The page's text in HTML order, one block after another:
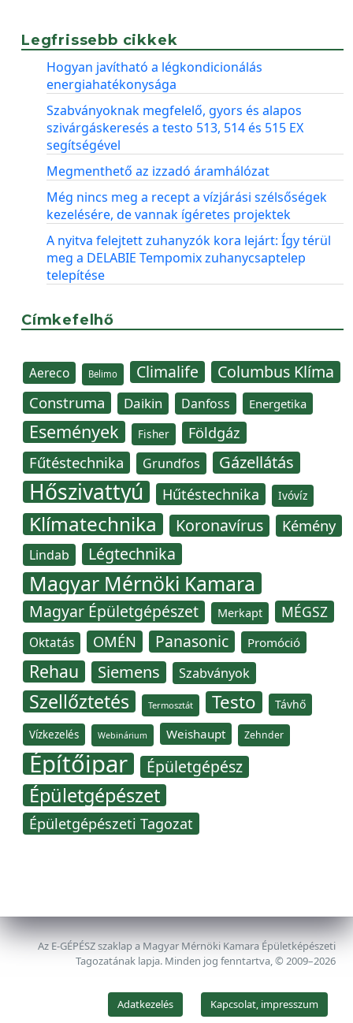
Legfrissebb cikkek
Hogyan javítható a légkondicionálás
energiahatékonysága
Szabványoknak megfelelő, gyors és alapos
szivárgáskeresés a testo 513, 514 és 515 EX
segítségével
Megmenthető az izzadó áramhálózat
Még nincs meg a recept a vízjárási szélsőségek
kezelésére, de vannak ígéretes projektek
A nyitva felejtett zuhanyzók kora lejárt: Így térül
meg a DELABIE Tempomix zuhanycsaptelep
telepítése
Címkefelhő
Aereco Belimo Climalife Columbus Klíma
Construma Daikin Danfoss Energetika
Események Fisher Földgáz
Fűtéstechnika Grundfos Gázellátás
Hőszivattyú Hűtéstechnika Ivóvíz
Klímatechnika Koronavírus Kémény
Lindab Légtechnika
Magyar Mérnöki Kamara
Magyar Épületgépészet Merkapt MÉGSZ
Oktatás OMÉN Panasonic Promóció
Rehau Siemens Szabványok
Szellőztetés Termosztát Testo Távhő
Vízkezelés Webinárium Weishaupt Zehnder
Építőipar Épületgépész
Épületgépészet
Épületgépészeti Tagozat
Az E-GÉPÉSZ szaklap a Magyar Mérnöki Kamara Épületképészeti
Tagozatának lapja. Minden jog fenntartva, © 2009–2026
Adatkezelés Kapcsolat, impresszum